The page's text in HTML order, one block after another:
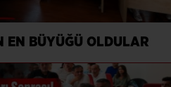
EN BÜYÜĞÜ OLDULAR